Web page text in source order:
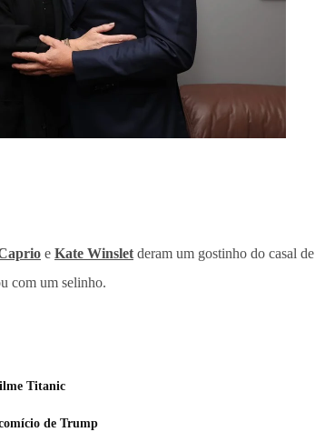
e Kate Winslet deram um gostinho do casal de
com um selinho.
Titanic
de Trump